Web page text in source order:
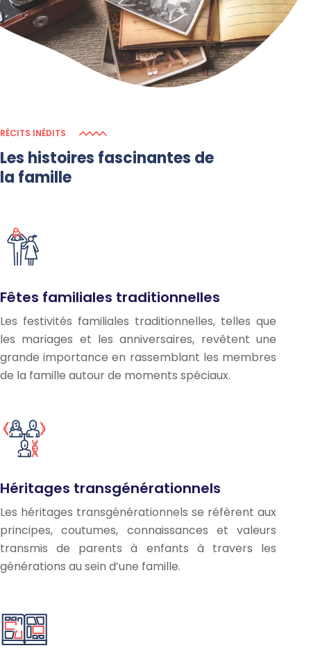
RÉCITS INÉDITS
Les histoires fascinantes de
la famille
Fêtes familiales traditionnelles
Les festivités familiales traditionnelles, telles que
les mariages et les anniversaires, revêtent une
grande importance en rassemblant les membres
de la famille autour de moments spéciaux.
Héritages transgénérationnels
Les héritages transgénérationnels se réfèrent aux
principes, coutumes, connaissances et valeurs
transmis de parents à enfants à travers les
générations au sein d’une famille.